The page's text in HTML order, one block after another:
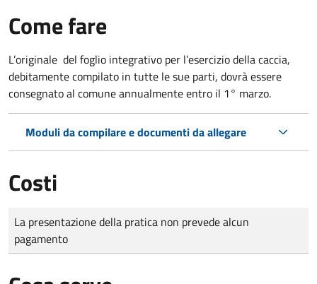
Come fare
L’originale del foglio integrativo per l’esercizio della caccia,
debitamente compilato in tutte le sue parti, dovrà essere
consegnato al comune annualmente entro il 1° marzo.
Moduli da compilare e documenti da allegare
Costi
Tipo di pagamento
Importo
La presentazione della pratica non prevede alcun
pagamento